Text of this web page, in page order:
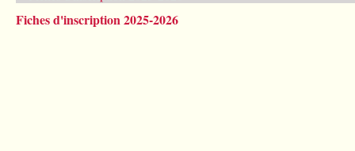
Fiches d'inscription 2025-2026